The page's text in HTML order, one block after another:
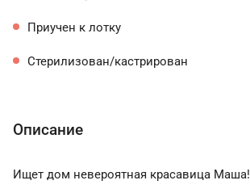
Приучен к лотку
Стерилизован/кастрирован
Описание
Ищет дом невероятная красавица Маша!